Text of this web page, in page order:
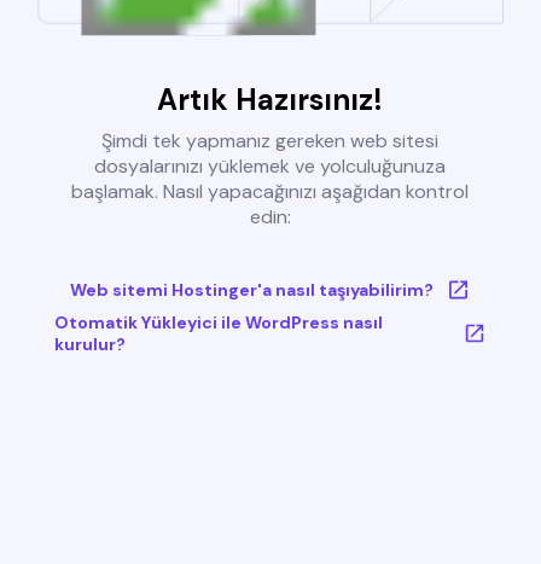
Artık Hazırsınız!
Şimdi tek yapmanız gereken web sitesi
dosyalarınızı yüklemek ve yolculuğunuza
başlamak. Nasıl yapacağınızı aşağıdan kontrol
edin:
Web sitemi Hostinger'a nasıl taşıyabilirim?
Otomatik Yükleyici ile WordPress nasıl
kurulur?